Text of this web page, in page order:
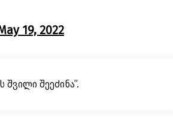
19, 2022
შვილი შეეძინა”.